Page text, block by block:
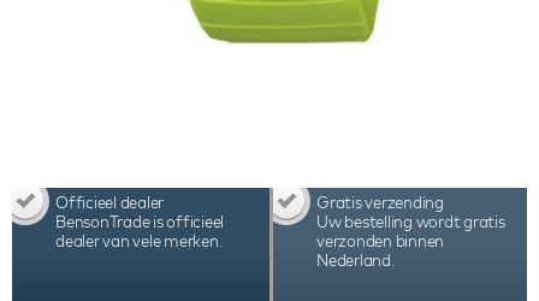
Officieel dealer
BensonTrade is officieel
dealer van vele merken.
Gratis verzending
Uw bestelling wordt gratis
verzonden binnen
Nederland.